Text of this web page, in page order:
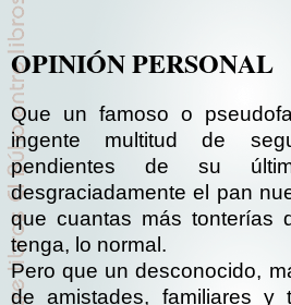
OPINIÓN PERSONAL
Que un famoso o
ingente multitud de
pendientes de su
desgraciadamente el pan
que cuantas más tonterías
tenga, lo normal.
Pero que un desconocido,
de amistades, familiares y